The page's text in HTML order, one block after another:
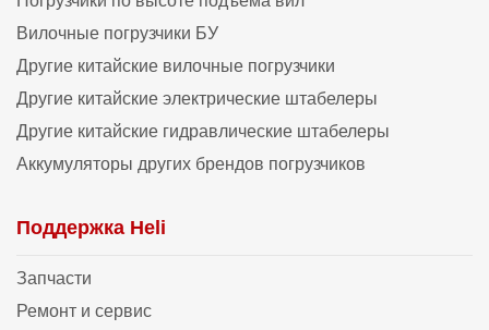
Вилочные погрузчики БУ
Другие китайские вилочные погрузчики
Другие китайские электрические штабелеры
Другие китайские гидравлические штабелеры
Аккумуляторы других брендов погрузчиков
Поддержка Heli
Запчасти
Ремонт и сервис